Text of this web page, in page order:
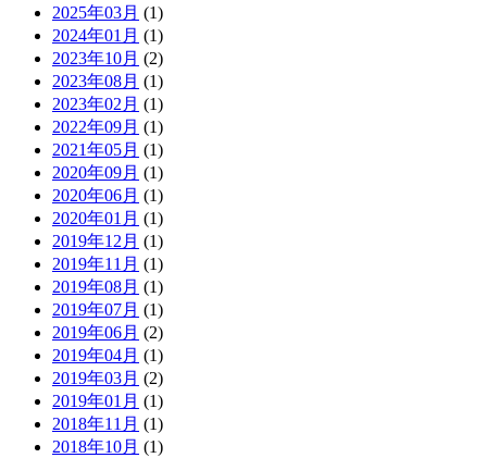
2025年03月 (1)
2024年01月 (1)
2023年10月 (2)
2023年08月 (1)
2023年02月 (1)
2022年09月 (1)
2021年05月 (1)
2020年09月 (1)
2020年06月 (1)
2020年01月 (1)
2019年12月 (1)
2019年11月 (1)
2019年08月 (1)
2019年07月 (1)
2019年06月 (2)
2019年04月 (1)
2019年03月 (2)
2019年01月 (1)
2018年11月 (1)
2018年10月 (1)